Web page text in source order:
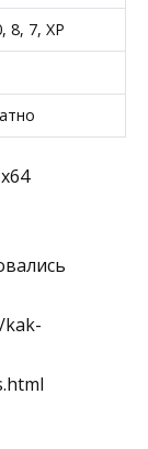
8, 7, XP